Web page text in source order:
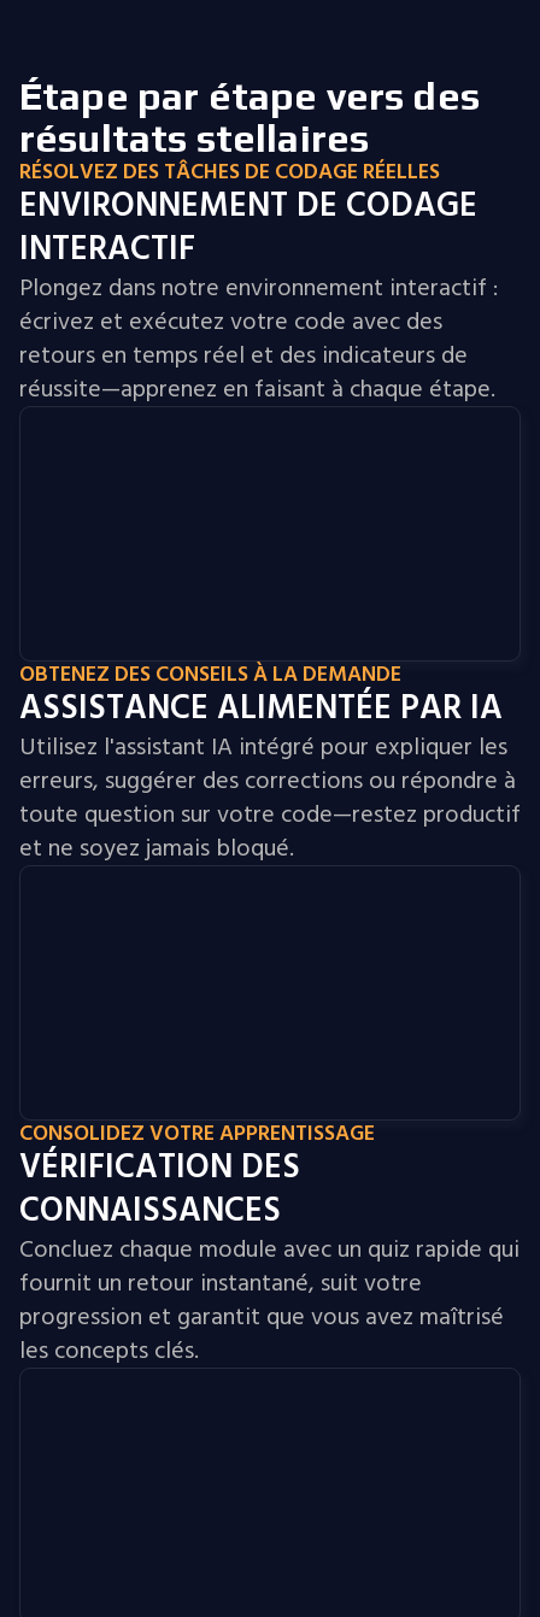
Étape par étape vers des
résultats stellaires
RÉSOLVEZ DES TÂCHES DE CODAGE RÉELLES
ENVIRONNEMENT DE CODAGE
INTERACTIF
Plongez dans notre environnement interactif :
écrivez et exécutez votre code avec des
retours en temps réel et des indicateurs de
réussite—apprenez en faisant à chaque étape.
OBTENEZ DES CONSEILS À LA DEMANDE
ASSISTANCE ALIMENTÉE PAR IA
Utilisez l'assistant IA intégré pour expliquer les
erreurs, suggérer des corrections ou répondre à
toute question sur votre code—restez productif
et ne soyez jamais bloqué.
CONSOLIDEZ VOTRE APPRENTISSAGE
VÉRIFICATION DES
CONNAISSANCES
Concluez chaque module avec un quiz rapide qui
fournit un retour instantané, suit votre
progression et garantit que vous avez maîtrisé
les concepts clés.